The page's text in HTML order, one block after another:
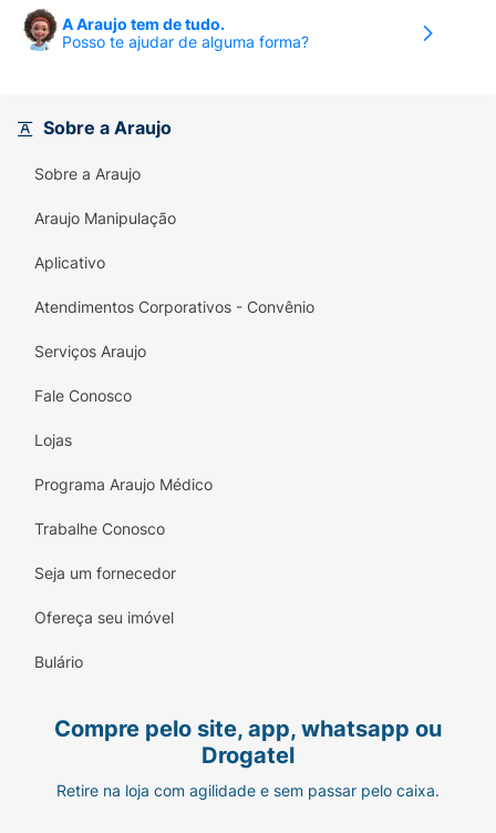
A Araujo tem de tudo.
Posso te ajudar de alguma forma?
Sobre a Araujo
Sobre a Araujo
Araujo Manipulação
Aplicativo
Atendimentos Corporativos - Convênio
Serviços Araujo
Fale Conosco
Lojas
Programa Araujo Médico
Trabalhe Conosco
Seja um fornecedor
Ofereça seu imóvel
Bulário
Compre pelo site, app, whatsapp ou
Drogatel
Retire na loja com agilidade e sem passar pelo caixa.